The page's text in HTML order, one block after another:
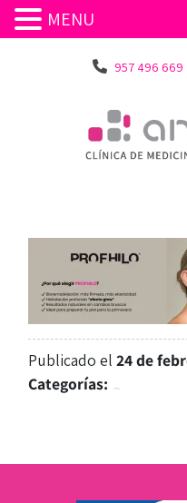
957 496 669
Publicado el24 de
Categorías:
MENU